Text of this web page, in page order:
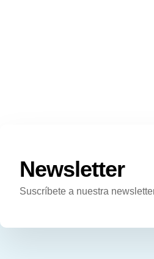
Newsletter
Suscríbete a nuestra